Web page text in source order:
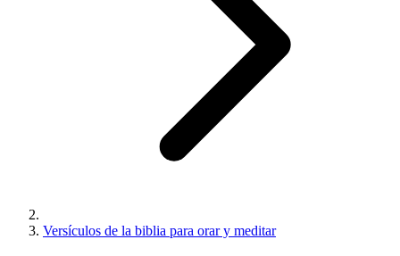
Versículos de la biblia para orar y meditar